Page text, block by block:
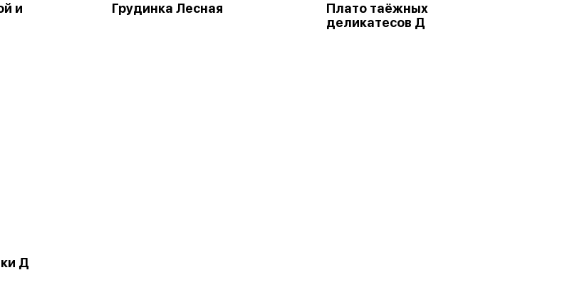
и
Грудинка Лесная
Плато таёжных
деликатесов Д
Д